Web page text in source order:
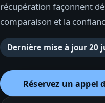
récupération façonnent
comparaison et la
Dernière mise à jour 20
Réservez un appel